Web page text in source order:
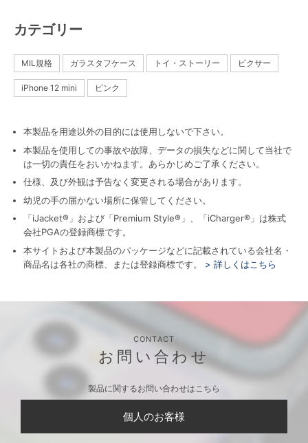
カテゴリー
MIL規格 ガラスタフケース トイ・ストーリー ピクサー
iPhone 12 mini ピンク
本製品を用途以外の目的には使用しないで下さい。
本製品を使用しての事故や故障、データの損失などに関して当社で
は一切の責任をおいかねます。あらかじめご了承ください。
仕様、及び外観は予告なく変更される場合があります。
幼児の手の届かない場所に保管してください。
「iJacket®」および「Premium Style®」、「iCharger®」は株式
会社PGAの登録商標です。
本サイトおよび本製品のパッケージなどに記載されている会社名・
商品名は各社の商標、または登録商標です。
> 詳しくはこちら
CONTACT
お問い合わせ
製品に関するお問い合わせはこちら
個人のお客様